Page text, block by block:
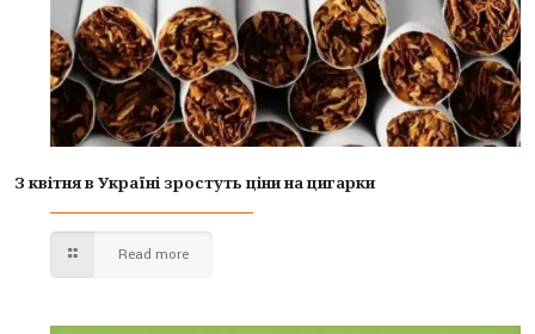
З квітня в Україні зростуть ціни на цигарки
Read more